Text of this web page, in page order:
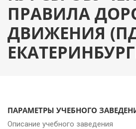
ПРАВИЛА
ДВИЖЕНИЯ
ПАРАМЕТРЫ УЧЕБНОГО
Описание учебного заведения